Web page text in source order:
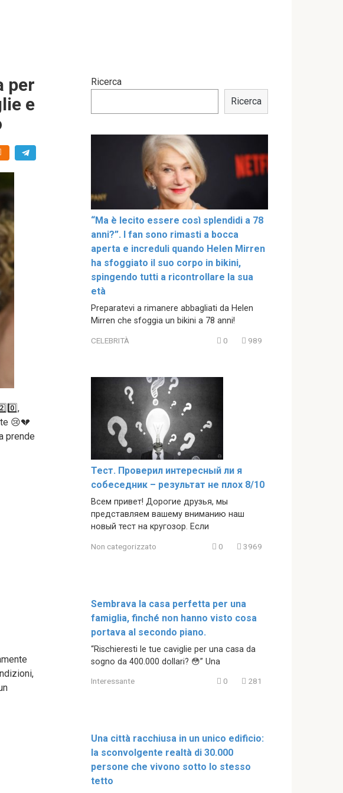
per
e
😢💔
prende
Ricerca
Ricerca
“Ma è lecito essere così splendidi a 78
anni?”. I fan sono rimasti a bocca
aperta e increduli quando Helen Mirren
ha sfoggiato il suo corpo in bikini,
spingendo tutti a ricontrollare la sua
età
Preparatevi a rimanere abbagliati da Helen
Mirren che sfoggia un bikini a 78 anni!
CELEBRITÀ 0 989
Тест. Проверил интересный ли я
собеседник – результат не плох 8/10
Всем привет! Дорогие друзья, мы
представляем вашему вниманию наш
новый тест на кругозор. Если
Non categorizzato 0 3969
Sembrava la casa perfetta per una
famiglia, finché non hanno visto cosa
portava al secondo piano.
“Rischieresti le tue caviglie per una casa da
sogno da 400.000 dollari? 😳” Una
Interessante 0 281
Una città racchiusa in un unico edificio:
la sconvolgente realtà di 30.000
persone che vivono sotto lo stesso
tetto